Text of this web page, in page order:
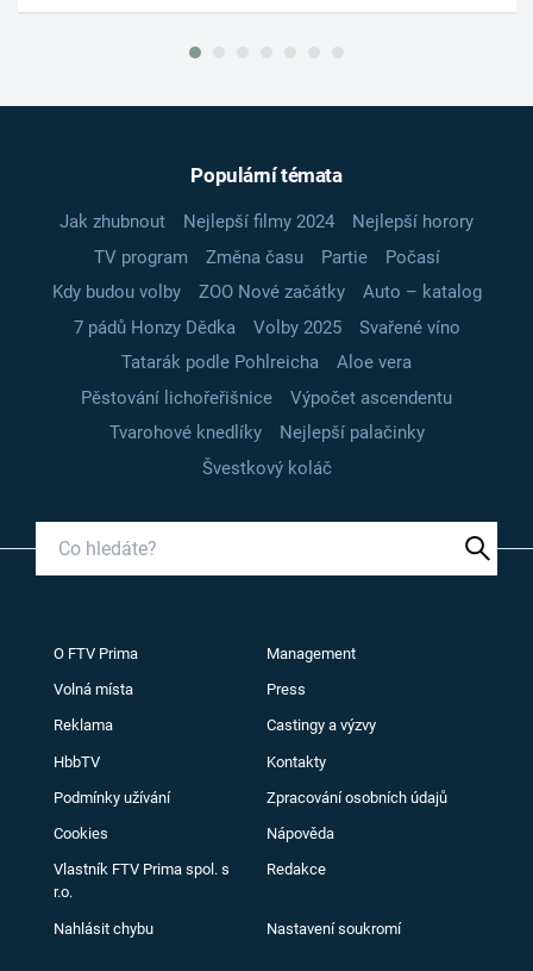
Populární témata
Jak zhubnout Nejlepší filmy 2024
Nejlepší horory
TV program
Změna času Partie
Počasí
Kdy budou volby
ZOO Nové začátky
Auto – katalog
7 pádů Honzy Dědka
Volby 2025
Svařené víno
Tatarák podle Pohlreicha
Aloe vera
Pěstování lichořeřišnice
Výpočet ascendentu
Tvarohové knedlíky
Nejlepší palačinky
Švestkový koláč
O FTV Prima Management
Volná místa Press
Reklama Castingy a výzvy
HbbTV Kontakty
Podmínky užívání Zpracování osobních údajů
Cookies Nápověda
Vlastník FTV Prima spol. s
r.o.
Redakce
Nahlásit chybu Nastavení soukromí